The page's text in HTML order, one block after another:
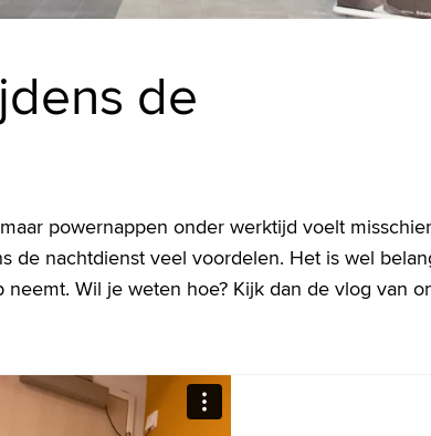
de
powernappen onder werktijd voelt
de nachtdienst veel voordelen. Het is wel
Wil je weten hoe? Kijk dan de vlog van